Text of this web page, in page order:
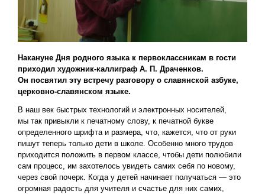
Накануне Дня родного языка к первоклассникам в гости
приходил художник-каллиграф А. П. Драченков.
Он посвятил эту встречу разговору о славянской азбуке,
церковно-славянском языке.
В наш век быстрых технологий и электронных носителей,
мы так привыкли к печатному слову, к печатной букве
определенного шрифта и размера, что, кажется, что от руки
пишут теперь только дети в школе. Особенно много трудов
приходится положить в первом классе, чтобы дети полюбили
сам процесс, им захотелось увидеть самих себя по новому,
через свой почерк. Когда у детей начинает получаться — это
огромная радость для учителя и счастье для них самих,